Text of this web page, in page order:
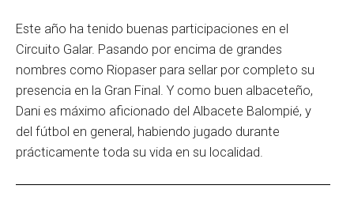
Este año ha tenido buenas participaciones en el
Circuito Galar. Pasando por encima de grandes
nombres como Riopaser para sellar por completo su
presencia en la Gran Final. Y como buen albaceteño,
Dani es máximo aficionado del Albacete Balompié, y
del fútbol en general, habiendo jugado durante
prácticamente toda su vida en su localidad.